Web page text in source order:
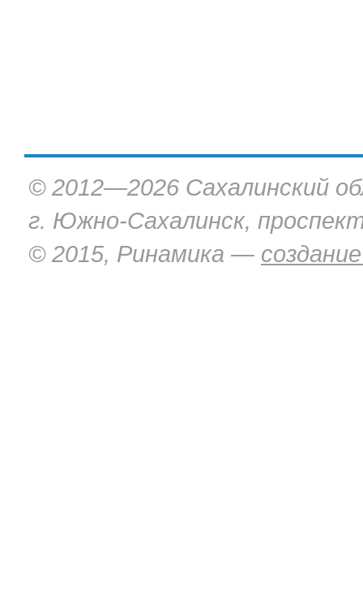
© 2012—2026 Сахалинский
г. Южно-Сахалинск,
© 2015, Ринамика —